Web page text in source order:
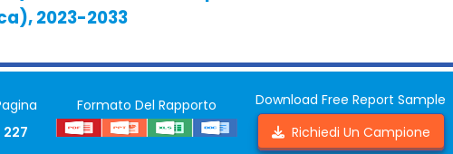
2023-2033
227
Formato Del Rapporto
Download Free Report Sample
Richiedi Un Campione